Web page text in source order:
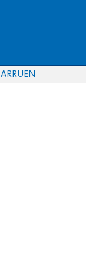
EN
RU
AR